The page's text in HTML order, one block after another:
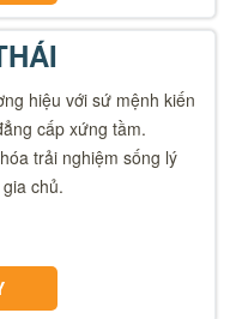
hiệu với sứ mệnh kiến
cấp xứng tầm.
trải nghiệm sống lý
chủ.